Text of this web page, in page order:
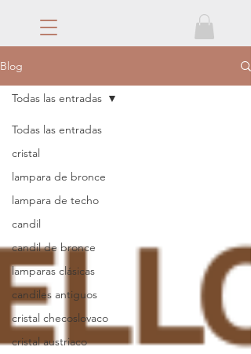
Blog
Todas las entradas
cristal
lampara de bronce
lampara de techo
candil
candil de bronce
lamparas clásicas
candiles antiguos
cristal checoslovaco
cristal austriaco
Todas las entradas